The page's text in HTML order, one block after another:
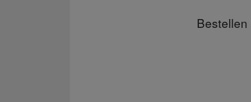
Bestellen